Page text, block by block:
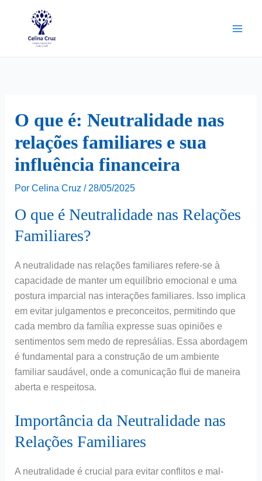
O que é: Neutralidade nas
relações familiares e sua
influência financeira
Por Celina Cruz / 28/05/2025
O que é Neutralidade nas Relações
Familiares?
A neutralidade nas relações familiares refere-se à
capacidade de manter um equilíbrio emocional e uma
postura imparcial nas interações familiares. Isso implica
em evitar julgamentos e preconceitos, permitindo que
cada membro da família expresse suas opiniões e
sentimentos sem medo de represálias. Essa abordagem
é fundamental para a construção de um ambiente
familiar saudável, onde a comunicação flui de maneira
aberta e respeitosa.
Importância da Neutralidade nas
Relações Familiares
A neutralidade é crucial para evitar conflitos e mal-